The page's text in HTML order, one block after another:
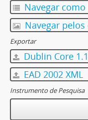
Navegar
Navegar
Exportar
Dublin Core 1.1
EAD 2002 XML
Instrumento de Pesquisa